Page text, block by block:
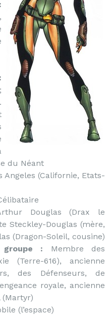
du Néant
Angeles (Californie, Etats-
Douglas (Drax le
Steckley-Douglas (mère,
(Dragon-Soleil, cousine)
groupe : Membre des
(Terre-616), ancienne
des Défenseurs, de
royale, ancienne
(Martyr)
(l’espace)